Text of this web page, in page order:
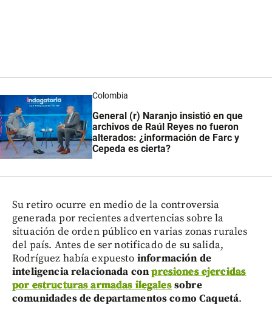
Colombia
General (r) Naranjo insistió en que
archivos de Raúl Reyes no fueron
alterados: ¿información de Farc y
Cepeda es cierta?
Su retiro ocurre en medio de la controversia
generada por recientes advertencias sobre la
situación de orden público en varias zonas rurales
del país. Antes de ser notificado de su salida,
Rodríguez había expuesto información de
inteligencia relacionada conpresiones ejercidas
por estructuras armadas ilegalessobre
comunidades de departamentos como Caquetá.